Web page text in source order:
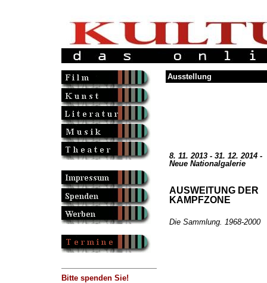
Bitte spenden Sie!
Ausstellung
8. 11. 2013 - 31. 12. 2014 -
Neue Nationalgalerie
AUSWEITUNG DER
KAMPFZONE
Die Sammlung. 1968-2000